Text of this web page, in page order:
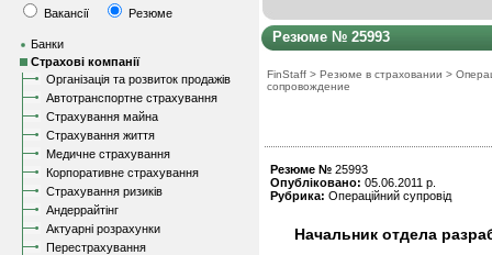
Вакансії Резюме
Банки
Страхові компанії
Організація та розвиток продажів
Автотранспортне страхування
Страхування майна
Страхування життя
Медичне страхування
Корпоративне страхування
Страхування ризиків
Андеррайтінг
Актуарні розрахунки
Перестрахування
Резюме № 25993
FinStaff > Резюме в страховании >
сопровождение
Резюме № 25993
Опубліковано: 05.06.2011 р.
Рубрика: Операційний супровід
Начальник отдела